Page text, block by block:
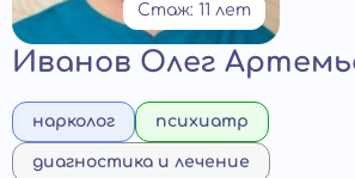
Стаж: 11 лет
Иванов Олег
нарколог психиатр
диагностика и лечение